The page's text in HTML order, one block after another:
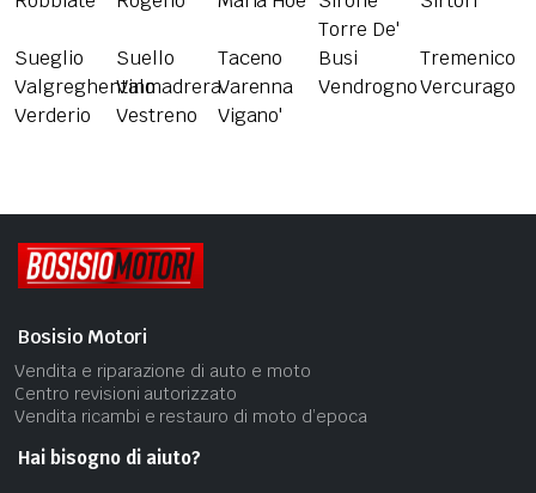
Sueglio Suello Taceno
Torre De'
Busi
Tremenico
ValgreghentinoValmadreraVarenna VendrognoVercurago
Verderio
Vestreno Vigano'
Bosisio Motori
Vendita e riparazione di auto e moto
Centro revisioni autorizzato
Vendita ricambi e restauro di moto d’epoca
Hai bisogno di aiuto?